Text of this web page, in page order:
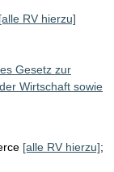
[alle RV hierzu]
Gesetz zur
Wirtschaft sowie
[alle RV hierzu];